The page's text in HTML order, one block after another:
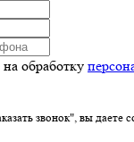
обработку
звонок", вы даете